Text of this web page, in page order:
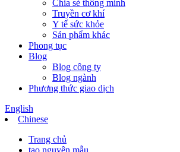
Chia sẻ thông minh
Truyền cơ khí
Y tế sức khỏe
Sản phẩm khác
Phong tục
Blog
Blog công ty
Blog ngành
Phương thức giao dịch
English
Chinese
Trang chủ
tạo nguyên mẫu